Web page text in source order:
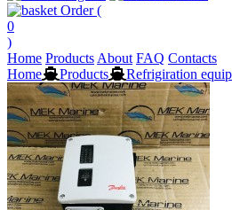
Order (
0
)
Home Products About FAQ Contacts
Home
Products Refrigiration